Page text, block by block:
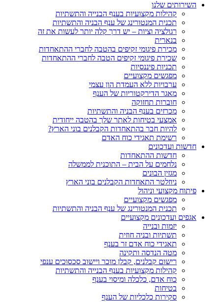
השירותים שלנו
קהילות מקצועיות בענף הבנייה והתשתיות
תכנית המנטורינג של ענף הבניה והתשתיות
רגולציה וציות – יש דרך קלה יותר לעשות את זה
בנארית
מכירת פיגומי זקיפים בהטבה לחברי ההתאחדות
שכירת פיגומי זקיפים הטבה לחברי ההתאחדות
תכניות פיננסיות
מפגשים מקצועיים
ערבויות ללא העמדת הון עצמי
מאגר הדירקטוריות של הענף
חוברות תחזוקה
מכרזים בענף הבניה והתשתיות
אמצעי בטיחות לאתר שלך בהטבה ייחודית
להיות חבר בהתאחדות הקבלנים בוני הארץ?
רשימת תאגידי כוח האדם
חדשות ועדכונים
חדשות ההתאחדות
נלחמים על הבית – התוכנית לממשלה
מגזין הבונים
ניוזלטר התאחדות הקבלנים בוני הארץ
פיתוח מקצועי וניהול
מפגשים מקצועיים
תכנית המנטורינג של ענף הבניה והתשתיות
אגפים ועדכונים מקצועיים
יזמות ובנייה
תשתיות ובניה חוזית
תאגידי כוח אדם זר בענף
מטה הנדסה ותקינה
רישום קבלנים, קבלן מוכר ויישוב סכסוכים ענפי
קהילות מקצועיות בענף הבנייה והתשתיות
כוח אדם, כלכלה ומיסוי בענף
בטיחות
סקירות כלכליות של הענף